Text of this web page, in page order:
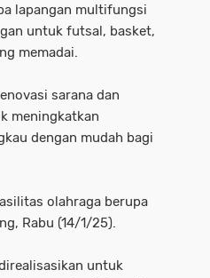
lapangan multifungsi
untuk futsal, basket,
memadai.
sarana dan
meningkatkan
dengan mudah bagi
olahraga berupa
Rabu (14/1/25).
untuk